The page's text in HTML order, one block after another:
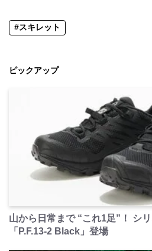
#スキレット
ピックアップ
山から日常まで “これ1足”！ シ
「P.F.13-2 Black」登場